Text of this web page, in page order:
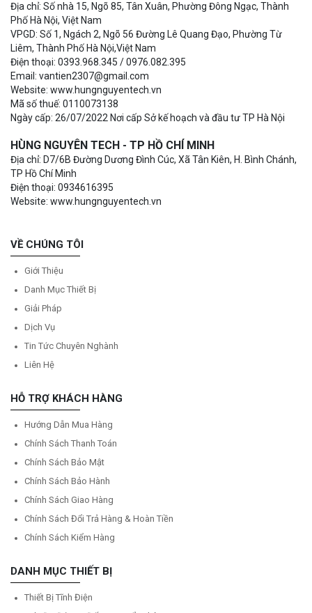
Địa chỉ: Số nhà 15, Ngõ 85, Tân Xuân, Phường Đông Ngạc, Thành
Phố Hà Nội, Việt Nam
VPGD: Số 1, Ngách 2, Ngõ 56 Đường Lê Quang Đạo, Phường Từ
Liêm, Thành Phố Hà Nội,Việt Nam
Điện thoại: 0393.968.345 / 0976.082.395
Email: vantien2307@gmail.com
Website: www.hungnguyentech.vn
Mã số thuế: 0110073138
Ngày cấp: 26/07/2022 Nơi cấp Sở kế hoạch và đầu tư TP Hà Nội
HÙNG NGUYÊN TECH - TP HỒ CHÍ MINH
Địa chỉ: D7/6B Đường Dương Đình Cúc, Xã Tân Kiên, H. Bình Chánh,
TP Hồ Chí Minh
Điện thoại: 0934616395
Website: www.hungnguyentech.vn
VỀ CHÚNG TÔI
Giới Thiệu
Danh Mục Thiết Bị
Giải Pháp
Dịch Vụ
Tin Tức Chuyên Nghành
Liên Hệ
HỖ TRỢ KHÁCH HÀNG
Hướng Dẫn Mua Hàng
Chính Sách Thanh Toán
Chính Sách Bảo Mật
Chính Sách Bảo Hành
Chính Sách Giao Hàng
Chính Sách Đổi Trả Hàng & Hoàn Tiền
Chính Sách Kiểm Hàng
DANH MỤC THIẾT BỊ
Thiết Bị Tĩnh Điện